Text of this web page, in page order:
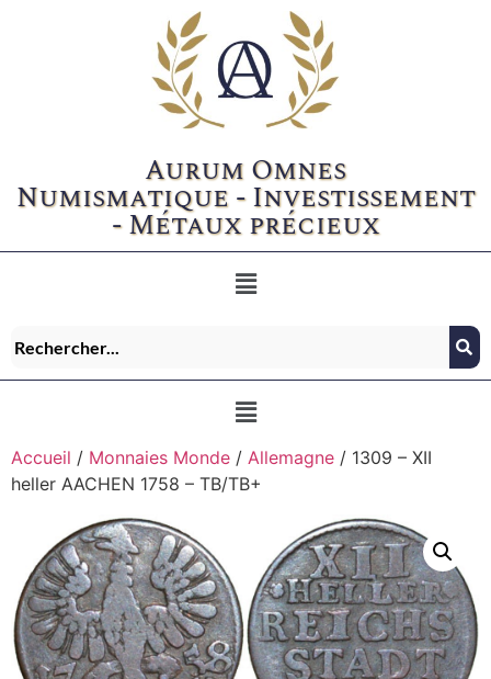
Aurum Omnes
Numismatique - Investissement
- Métaux précieux
Accueil / Monnaies Monde / Allemagne / 1309 – XII
heller AACHEN 1758 – TB/TB+